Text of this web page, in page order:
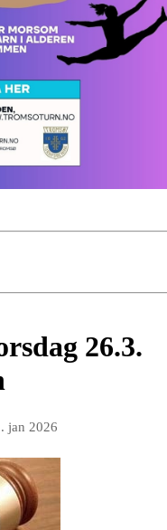
26.3.
jan 2026